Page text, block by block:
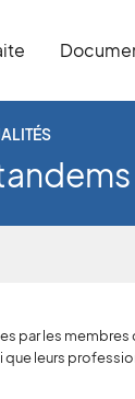
par les
leurs